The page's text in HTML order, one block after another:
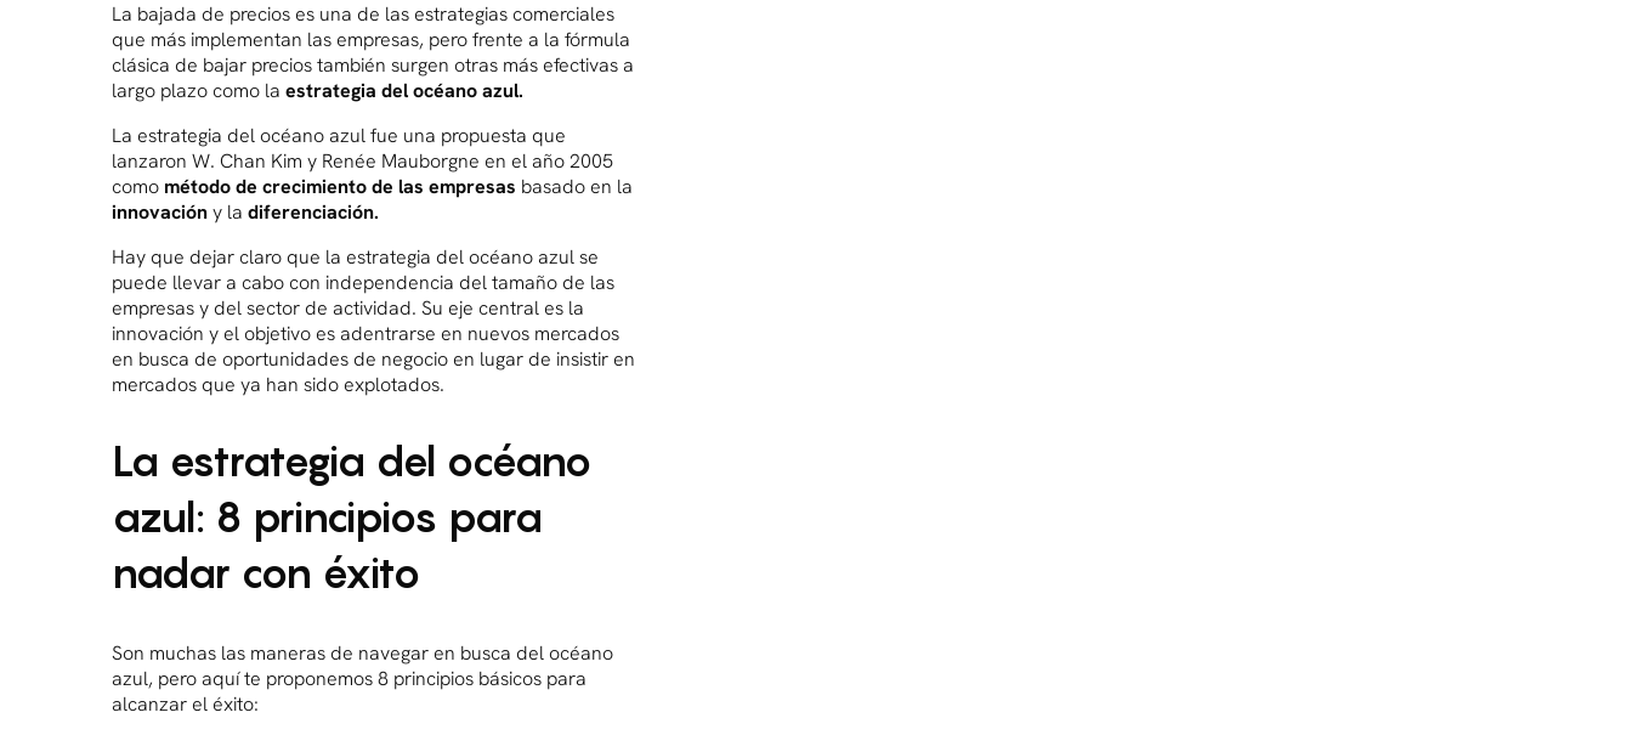
La bajada de precios es una de las estrategias comerciales
que más implementan las empresas, pero frente a la fórmula
clásica de bajar precios también surgen otras más efectivas a
largo plazo como la estrategia del océano azul.
La estrategia del océano azul fue una propuesta que
lanzaron W. Chan Kim y Renée Mauborgne en el año 2005
como método de crecimiento de las empresas basado en la
innovacióny la diferenciación.
Hay que dejar claro que la estrategia del océano azul se
puede llevar a cabo con independencia del tamaño de las
empresas y del sector de actividad. Su eje central es la
innovación y el objetivo es adentrarse en nuevos mercados
en busca de oportunidades de negocio en lugar de insistir en
mercados que ya han sido explotados.
La estrategia del océano
azul: 8 principios para
nadar con éxito
Son muchas las maneras de navegar en busca del océano
azul, pero aquí te proponemos 8 principios básicos para
alcanzar el éxito: